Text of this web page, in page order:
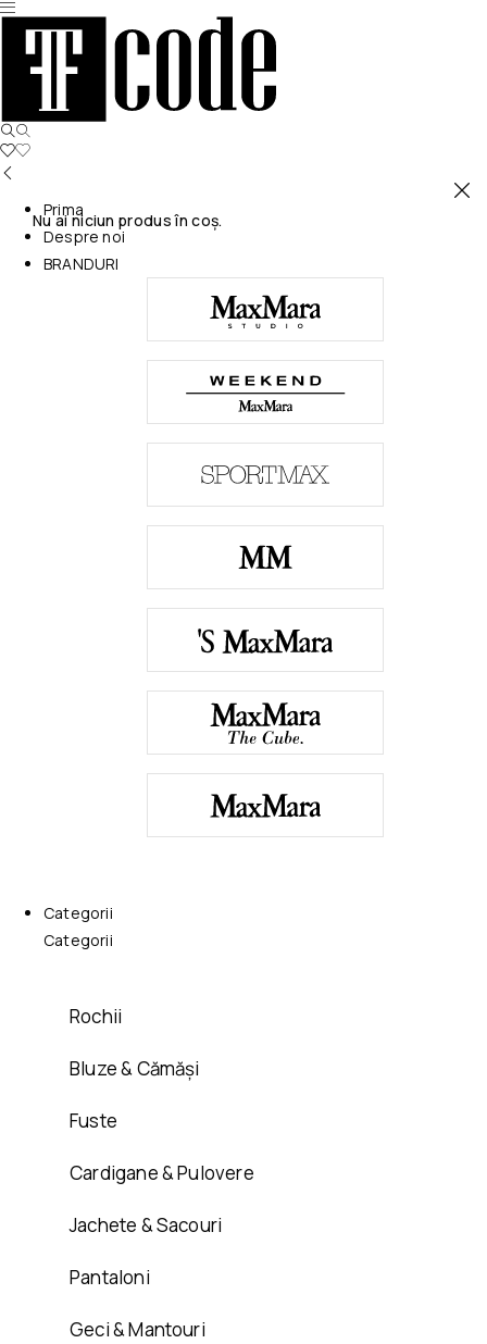
Nu ai niciun produs în coș.
Prima
Despre noi
BRANDURI
Categorii
Categorii
Rochii
Bluze & Cămăși
Fuste
Cardigane & Pulovere
Jachete & Sacouri
Pantaloni
Geci & Mantouri